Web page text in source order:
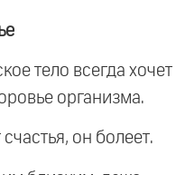
тело всегда хочет
организма.
он болеет.